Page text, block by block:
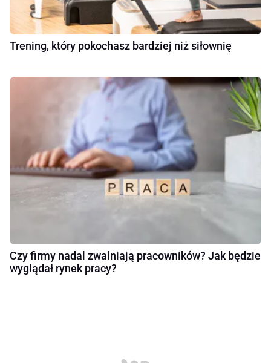
Trening, który pokochasz bardziej niż siłownię
Czy firmy nadal zwalniają pracowników? Jak będzie
wyglądał rynek pracy?